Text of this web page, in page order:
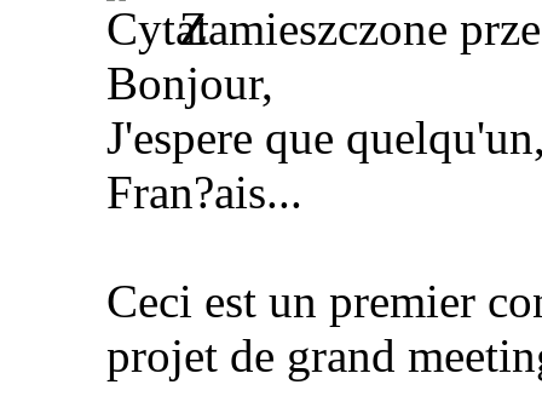
Zamieszczone
Bonjour,
J'espere que
Fran?ais...
Ceci est un premier
projet de grand